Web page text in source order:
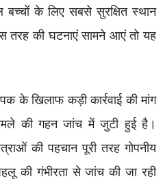
के लिए सबसे सुरक्षित स्थान
तरह की घटनाएं सामने आएं तो यह
के खिलाफ कड़ी कार्रवाई की मांग
की गहन जांच में जुटी हुई है।
की पहचान पूरी तरह गोपनीय
की गंभीरता से जांच की जा रही